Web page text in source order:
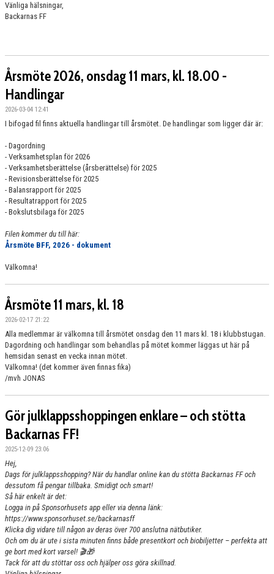
Vänliga hälsningar,
Backarnas FF
Årsmöte 2026, onsdag 11 mars, kl. 18.00 -
Handlingar
2026-03-04 12:41
I bifogad fil finns aktuella handlingar till årsmötet. De handlingar som ligger där är:
- Dagordning
- Verksamhetsplan för 2026
- Verksamhetsberättelse (årsberättelse) för 2025
- Revisionsberättelse för 2025
- Balansrapport för 2025
- Resultatrapport för 2025
- Bokslutsbilaga för 2025
Filen kommer du till här:
Årsmöte BFF, 2026 - dokument
Välkomna!
Årsmöte 11 mars, kl. 18
2026-02-17 21:22
Alla medlemmar är välkomna till årsmötet onsdag den 11 mars kl. 18 i klubbstugan.
Dagordning och handlingar som behandlas på mötet kommer läggas ut här på
hemsidan senast en vecka innan mötet.
Välkomna! (det kommer även finnas fika)
/mvh JONAS
Gör julklappsshoppingen enklare – och stötta
Backarnas FF!
2025-12-09 23:06
Hej,
Dags för julklappsshopping? När du handlar online kan du stötta Backarnas FF och
dessutom få pengar tillbaka. Smidigt och smart!
Så här enkelt är det:
Logga in på Sponsorhusets app eller via denna länk:
https://www.sponsorhuset.se/backarnasff
Klicka dig vidare till någon av deras över 700 anslutna nätbutiker.
Och om du är ute i sista minuten finns både presentkort och biobiljetter – perfekta att
ge bort med kort varsel! 🎬🎁
Tack för att du stöttar oss och hjälper oss göra skillnad.